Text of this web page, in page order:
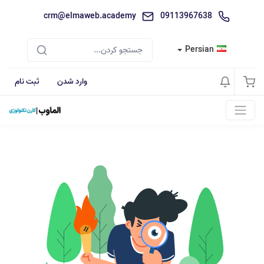
09113967638
crm@elmaweb.academy
Persian
وارد شدن ثبت نام